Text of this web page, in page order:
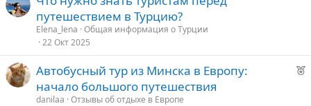
путешествием в Турцию?
Elena_lena Общая информация о Турции
22 Окт 2025
Р
Автобусный тур из Минска в Европу:
начало большого путешествия
danilaa Отзывы об отдыхе в Европе